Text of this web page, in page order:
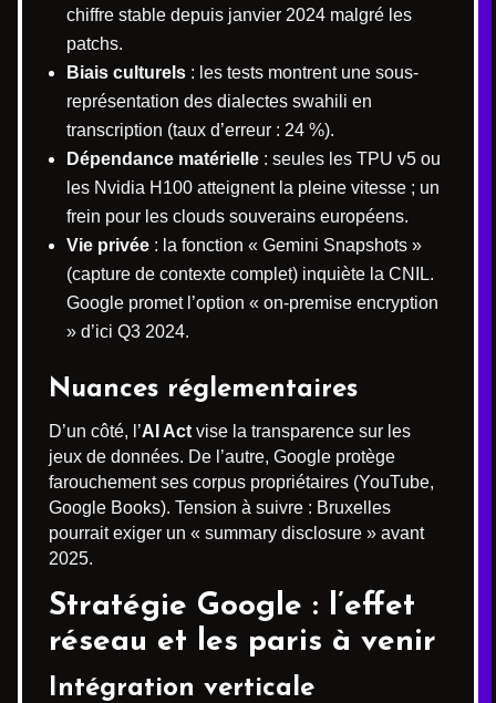
chiffre stable depuis janvier 2024 malgré les
patchs.
Biais culturels : les tests montrent une sous-
représentation des dialectes swahili en
transcription (taux d’erreur : 24 %).
Dépendance matérielle : seules les TPU v5 ou
les Nvidia H100 atteignent la pleine vitesse ; un
frein pour les clouds souverains européens.
Vie privée : la fonction « Gemini Snapshots »
(capture de contexte complet) inquiète la CNIL.
Google promet l’option « on-premise encryption
» d’ici Q3 2024.
Nuances réglementaires
D’un côté, l’AI Act vise la transparence sur les
jeux de données. De l’autre, Google protège
farouchement ses corpus propriétaires (YouTube,
Google Books). Tension à suivre : Bruxelles
pourrait exiger un « summary disclosure » avant
2025.
Stratégie Google : l’effet
réseau et les paris à venir
Intégration verticale